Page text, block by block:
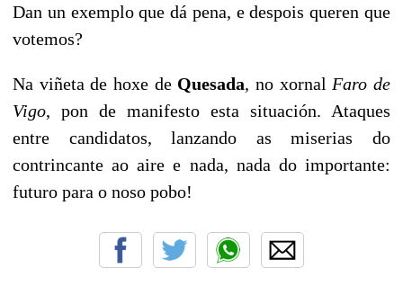
Dan un exemplo que dá pena, e despois queren que
votemos?
Na viñeta de hoxe de Quesada, no xornal Faro de
Vigo, pon de manifesto esta situación. Ataques
entre candidatos, lanzando as miserias do
contrincante ao aire e nada, nada do importante:
futuro para o noso pobo!